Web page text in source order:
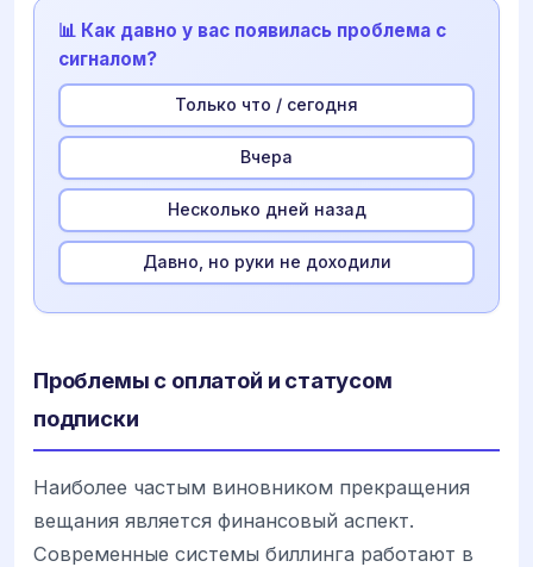
📊 Как давно у вас появилась проблема с
сигналом?
Только что / сегодня
Вчера
Несколько дней назад
Давно, но руки не доходили
Проблемы с оплатой и статусом
подписки
Наиболее частым виновником прекращения
вещания является финансовый аспект.
Современные системы биллинга работают в